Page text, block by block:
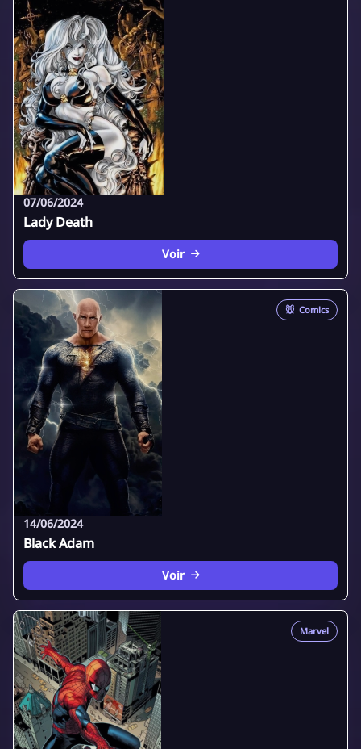
07/06/2024
Lady Death
Voir
🐭 Comics
14/06/2024
Black Adam
Voir
Marvel